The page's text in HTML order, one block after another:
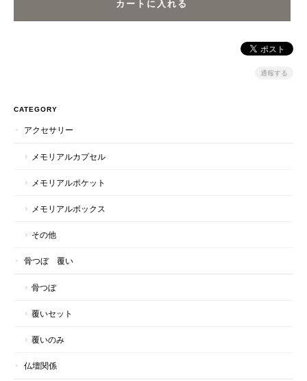
通報する
CATEGORY
アクセサリー
メモリアルカプセル
メモリアルポケット
メモリアルボックス
その他
骨つぼ 覆い
骨つぼ
覆いセット
覆いのみ
仏壇関係